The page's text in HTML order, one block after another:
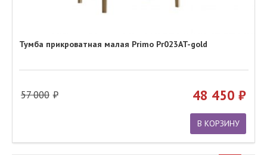
Тумба прикроватная малая Primo Pr023AT-gold
57 000 48 450
В КОРЗИНУ